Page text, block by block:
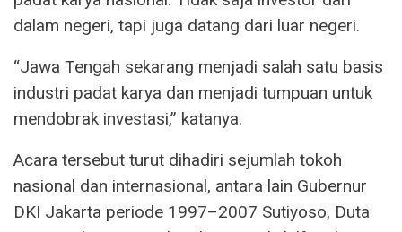
dalam negeri, tapi juga datang dari luar negeri.
“Jawa Tengah sekarang menjadi salah satu basis
industri padat karya dan menjadi tumpuan untuk
mendobrak investasi,” katanya.
Acara tersebut turut dihadiri sejumlah tokoh
nasional dan internasional, antara lain Gubernur
DKI Jakarta periode 1997–2007 Sutiyoso, Duta